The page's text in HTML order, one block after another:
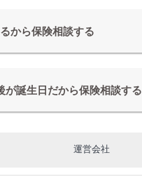
から保険相談する
が誕生日だから保険相談する
運営会社